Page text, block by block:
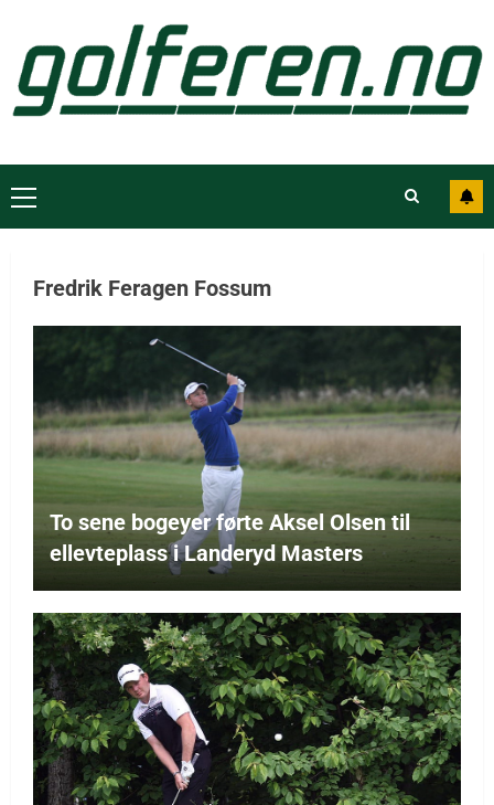
Fredrik Feragen Fossum
To sene bogeyer førte Aksel Olsen til
ellevteplass i Landeryd Masters